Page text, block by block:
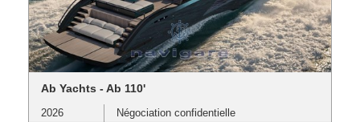
Ab Yachts - Ab 110'
2026 Négociation confidentielle